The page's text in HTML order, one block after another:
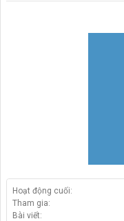
Hoạt động cuối:
Tham gia:
Bài viết: